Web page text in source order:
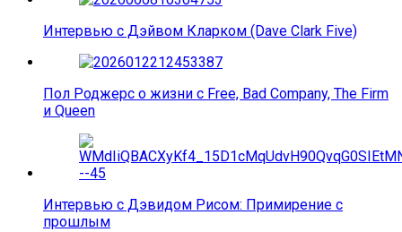
Интервью с Дэйвом Кларком (Dave Clark Five)
Пол Роджерс о жизни с Free, Bad Company, The Firm
и Queen
Интервью с Дэвидом Рисом: Примирение с
прошлым